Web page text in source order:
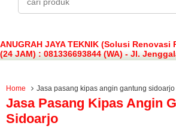
ANUGRAH JAYA TEKNIK (Solusi Renovasi
(24 JAM) : 081336693844 (WA) - Jl.
Sidoarjo
Home Jasa pasang kipas angin gantung sidoarjo
Jasa Pasang Kipas Angin
Sidoarjo